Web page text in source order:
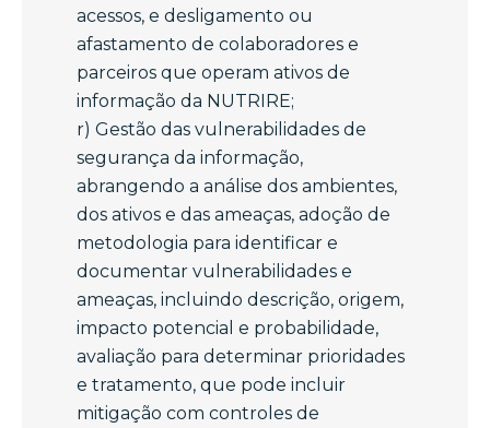
acessos, e desligamento ou
afastamento de colaboradores e
parceiros que operam ativos de
informação da NUTRIRE;
r) Gestão das vulnerabilidades de
segurança da informação,
abrangendo a análise dos ambientes,
dos ativos e das ameaças, adoção de
metodologia para identificar e
documentar vulnerabilidades e
ameaças, incluindo descrição, origem,
impacto potencial e probabilidade,
avaliação para determinar prioridades
e tratamento, que pode incluir
mitigação com controles de